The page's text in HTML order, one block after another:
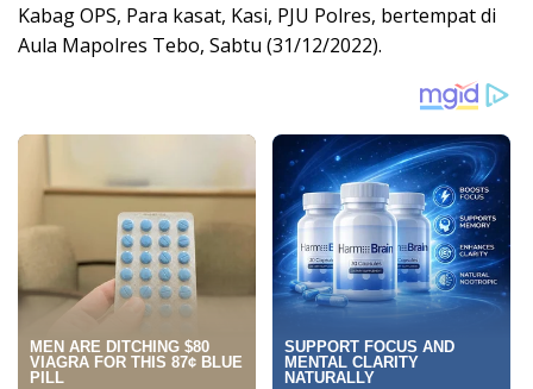
Kabag OPS, Para kasat, Kasi, PJU Polres, bertempat di
Aula Mapolres Tebo, Sabtu (31/12/2022).